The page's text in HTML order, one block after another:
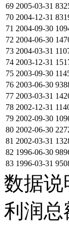
69 2005-03-31
70 2004-12-31
71 2004-09-30
72 2004-06-30
73 2004-03-31
74 2003-12-31
75 2003-09-30
76 2003-06-30
77 2003-03-31
78 2002-12-31
79 2002-09-30
80 2002-06-30
81 2002-03-31
82 1996-06-30
83 1996-03-31
数据说
利润总